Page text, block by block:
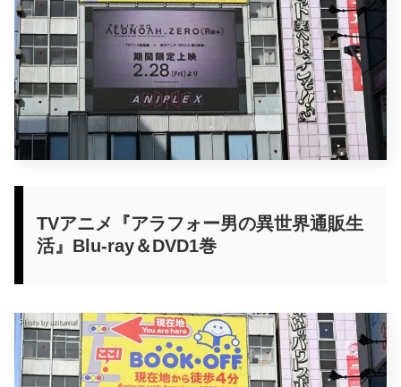
TVアニメ『アラフォー男の異世界通販生
活』Blu-ray＆DVD1巻